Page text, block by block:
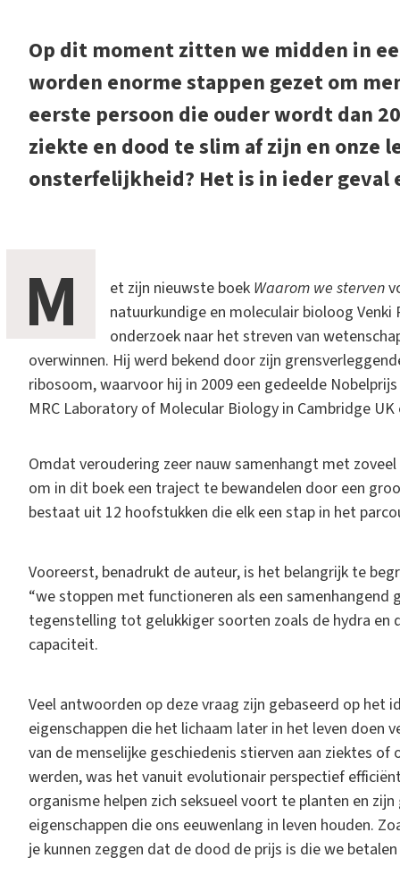
Op dit moment zitten we midden in
worden enorme stappen gezet om
eerste persoon die ouder wordt dan
ziekte en dood te slim af zijn en
onsterfelijkheid? Het is in ieder geval
M et zijn nieuwste boek Waarom we sterven
natuurkundige en moleculair bioloog
onderzoek naar het streven van
overwinnen. Hij werd bekend door zijn
ribosoom, waarvoor hij in 2009 een gedeelde
MRC Laboratory of Molecular Biology in Cambridge
Omdat veroudering zeer nauw samenhangt met
om in dit boek een traject te bewandelen door een
bestaat uit 12 hoofstukken die elk een stap in het
Vooreerst, benadrukt de auteur, is het belangrijk te
“we stoppen met functioneren als een samenhangend
tegenstelling tot gelukkiger soorten zoals de hydra en
capaciteit.
Veel antwoorden op deze vraag zijn gebaseerd op
eigenschappen die het lichaam later in het leven doen
van de menselijke geschiedenis stierven aan ziektes
werden, was het vanuit evolutionair perspectief
organisme helpen zich seksueel voort te planten en
eigenschappen die ons eeuwenlang in leven houden.
je kunnen zeggen dat de dood de prijs is die we betalen